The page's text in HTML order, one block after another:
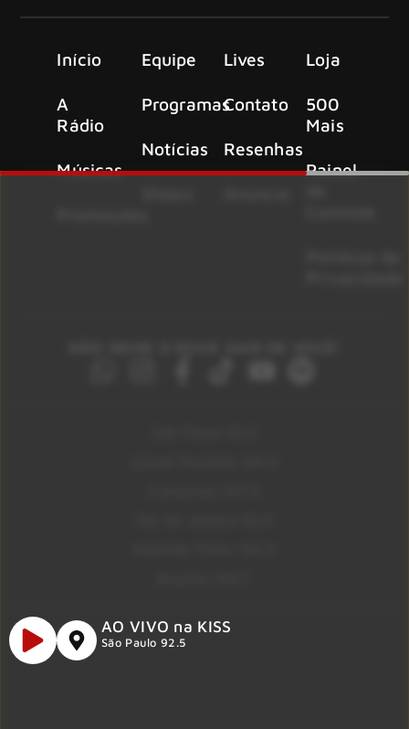
Início
A
Rádio
Músicas
Equipe
Programas
Notícias
Lives
Contato
Resenhas
Loja
500
Mais
Painel
AO VIVO na KISS
São Paulo 92.5